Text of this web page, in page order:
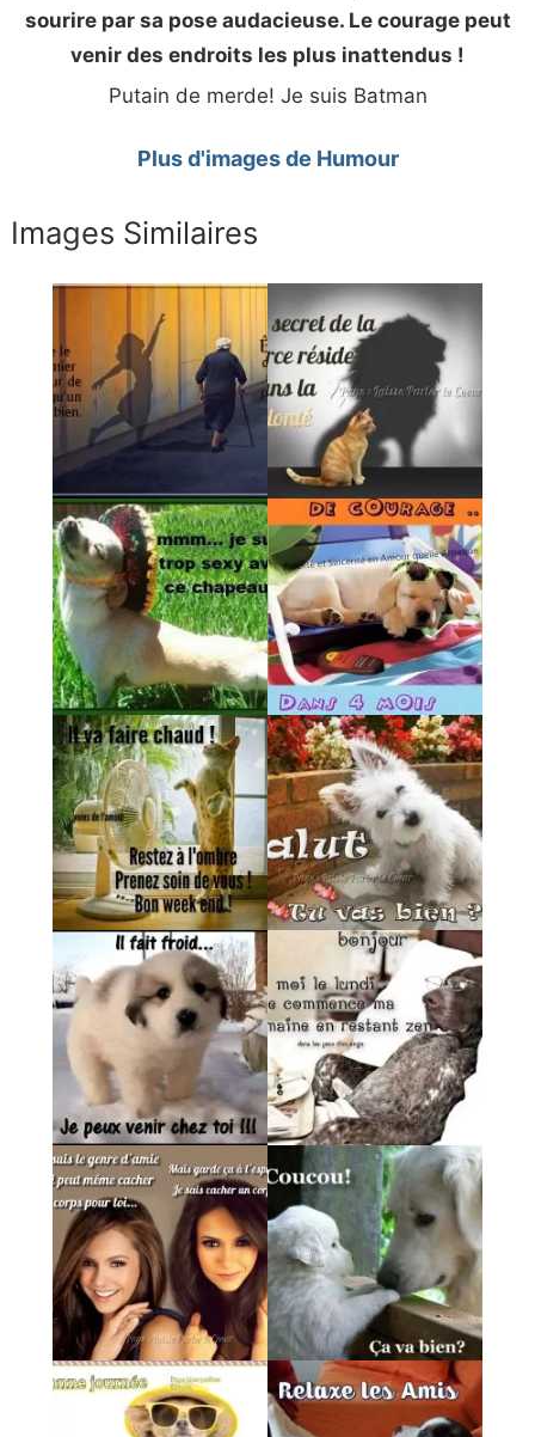
sourire par sa pose audacieuse. Le courage peut
venir des endroits les plus inattendus !
Putain de merde! Je suis Batman
Plus d'images de Humour
Images Similaires